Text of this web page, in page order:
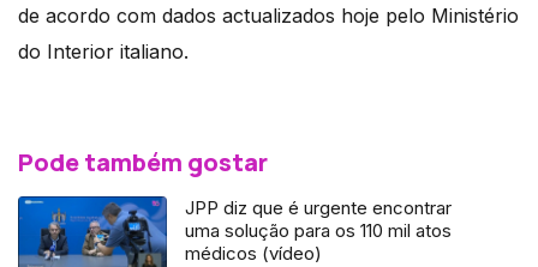
de acordo com dados actualizados hoje pelo Ministério
do Interior italiano.
Pode também gostar
JPP diz que é urgente encontrar
uma solução para os 110 mil atos
médicos (vídeo)